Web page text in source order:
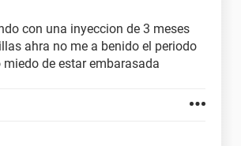
con una inyeccion de 3 meses
ahra no me a benido el periodo
de estar embarasada